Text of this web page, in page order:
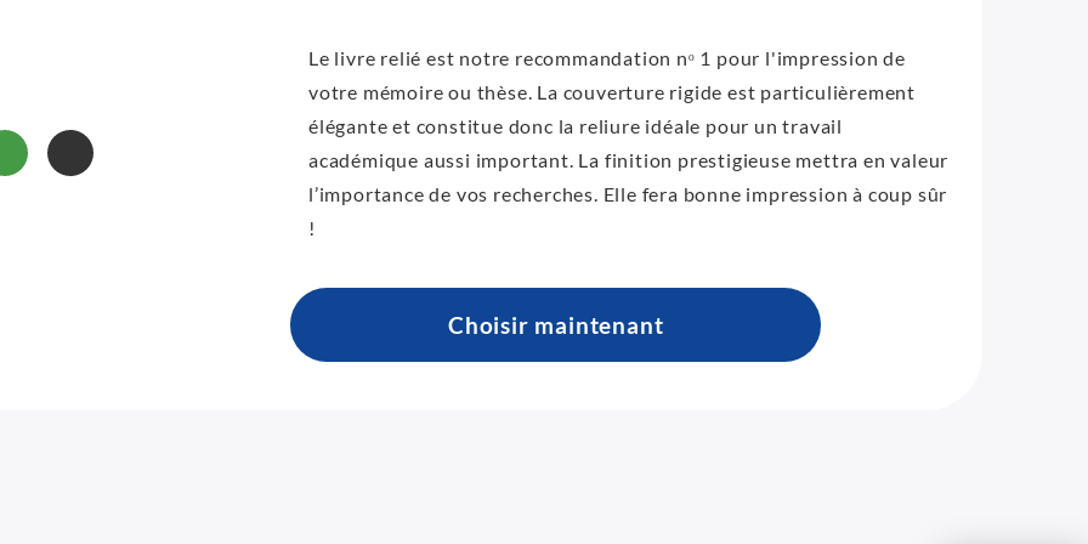
Le livre relié est notre recommandation nᵒ 1 pour l'impression de
votre mémoire ou thèse. La couverture rigide est particulièrement
élégante et constitue donc la reliure idéale pour un travail
académique aussi important. La finition prestigieuse mettra en valeur
l’importance de vos recherches. Elle fera bonne impression à coup sûr
!
Choisir maintenant